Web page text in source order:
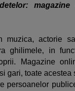
muzica, actorie
ghilimele, in
Magazine
gari, toate acestea
persoanelor